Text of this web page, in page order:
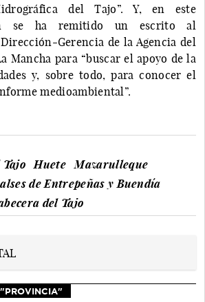
del Tajo”. Y, en este
se ha remitido un escrito al
Gerencia de la Agencia del
Mancha para “buscar el apoyo de la
y, sobre todo, para conocer el
medioambiental”.
Tajo
Huete
Mazarulleque
de Entrepeñas y Buendía
del Tajo